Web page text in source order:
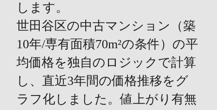
します。
世田谷区の中古マンション（築
10年/専有面積70m²の条件）の平
均価格を独自のロジックで計算
し、直近3年間の価格推移をグ
ラフ化しました。値上がり有無